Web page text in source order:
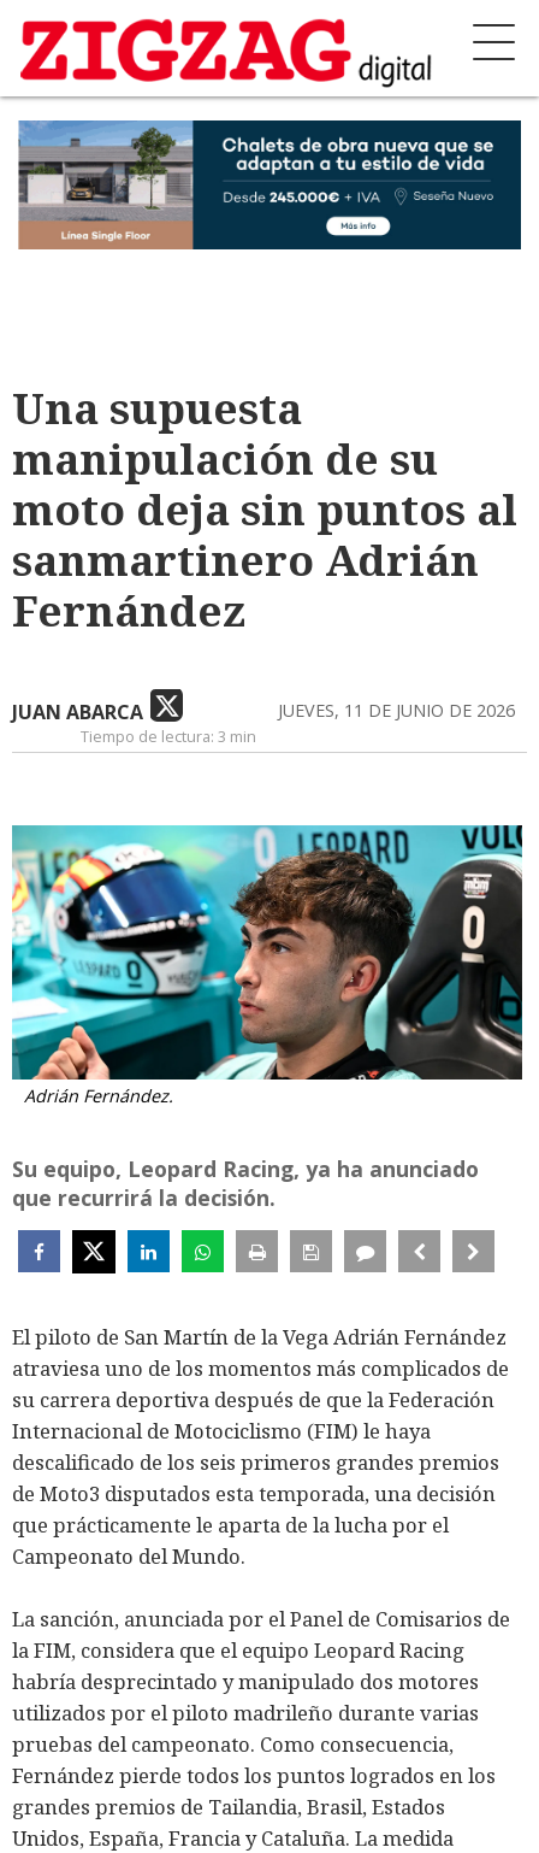
Una supuesta
manipulación de su
moto deja sin puntos al
sanmartinero Adrián
Fernández
JUAN ABARCA JUEVES, 11 DE JUNIO DE 2026
Tiempo de lectura: 3 min
Adrián Fernández.
Su equipo, Leopard Racing, ya ha anunciado
que recurrirá la decisión.
El piloto de San Martín de la Vega Adrián Fernández
atraviesa uno de los momentos más complicados de
su carrera deportiva después de que la Federación
Internacional de Motociclismo (FIM) le haya
descalificado de los seis primeros grandes premios
de Moto3 disputados esta temporada, una decisión
que prácticamente le aparta de la lucha por el
Campeonato del Mundo.
La sanción, anunciada por el Panel de Comisarios de
la FIM, considera que el equipo Leopard Racing
habría desprecintado y manipulado dos motores
utilizados por el piloto madrileño durante varias
pruebas del campeonato. Como consecuencia,
Fernández pierde todos los puntos logrados en los
grandes premios de Tailandia, Brasil, Estados
Unidos, España, Francia y Cataluña. La medida